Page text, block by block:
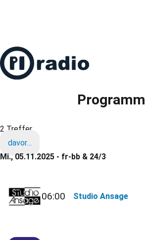
Programm
2 Treffer
davor…
Mi., 05.11.2025 - fr-bb & 24/3
06:00 Studio Ansage